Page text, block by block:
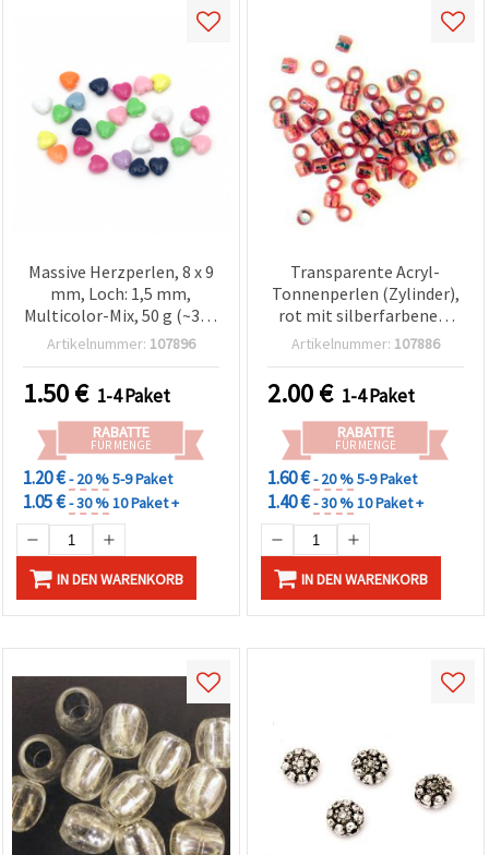
Massive Herzperlen, 8 x 9
mm, Loch: 1,5 mm,
Multicolor-Mix, 50 g (~340
Stk.)
Artikelnummer: 107896
1.50€ 1-4 Paket
RABATTE
FÜR MENGE
1.20 €- 20 %5-9 Paket
1.05 €- 30 %10 Paket +
IN DEN WARENKORB
Transparente Acryl-
Tonnenperlen (Zylinder),
rot mit silberfarbenem
Faden, 4 x 2,5 mm, 50 g
Artikelnummer: 107886
2.00€ 1-4 Paket
RABATTE
FÜR MENGE
1.60 €- 20 %5-9 Paket
1.40 €- 30 %10 Paket +
IN DEN WARENKORB